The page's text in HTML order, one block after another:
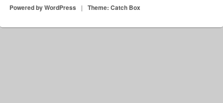
Powered by WordPress | Theme: Catch Box